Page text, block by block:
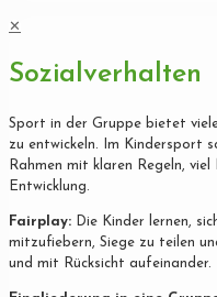
✕
Sozialverhalten
Sport in der Gruppe bietet
zu entwickeln. Im Kindersport
Rahmen mit klaren Regeln,
Entwicklung.
Fairplay: Die Kinder lernen,
mitzufiebern, Siege zu teilen
und mit Rücksicht aufeinander.